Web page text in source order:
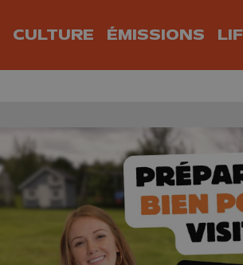
CULTURE ÉMISSIONS